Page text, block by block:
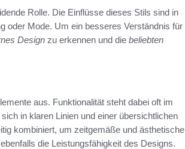
Rolle. Die Einflüsse dieses Stils sind in
oder Mode. Um ein besseres Verständnis für
Design zu erkennen und die beliebten
aus. Funktionalität steht dabei oft im
in klaren Linien und einer übersichtlichen
kombiniert, um zeitgemäße und ästhetische
die Leistungsfähigkeit des Designs.